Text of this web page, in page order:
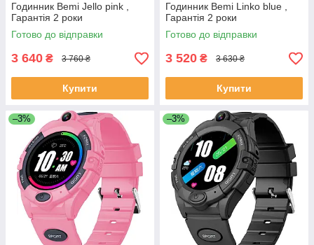
Годинник Bemi Jello pink ,
Гарантія 2 роки
Готово до відправки
3 640 ₴ 3 760 ₴
Купити
Годинник Bemi Linko blue ,
Гарантія 2 роки
Готово до відправки
3 520 ₴ 3 630 ₴
Купити
–3% –3%